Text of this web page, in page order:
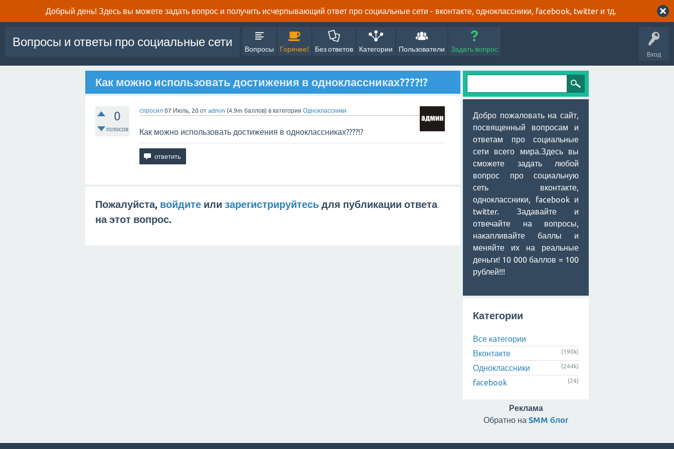
Добрый день! Здесь вы можете задать вопрос и получить исчерпывающий ответ про социальные сети - вконтакте, одноклассники, facebook, twitter и тд.
Вход
Вопросы и ответы про социальные сети
Вопросы Горячее! Без ответов Категории Пользователи Задать вопрос
Как можно использовать достижения в одноклассниках????!?
0
голосов
спросил 07 Июль, 20 от admin (4.9m баллов) в категории Одноклассники
Как можно использовать достижения в одноклассниках????!?
Пожалуйста, войдите или зарегистрируйтесь для публикации ответа
на этот вопрос.
Добро пожаловать на сайт,
посвященный вопросам и
ответам про социальные
сети всего мира.Здесь вы
сможете задать любой
вопрос про социальную
сеть вконтакте,
одноклассники, facebook и
twitter. Задавайте и
отвечайте на вопросы,
накапливайте баллы и
меняйте их на реальные
деньги! 10 000 баллов = 100
рублей!!!
Категории
Все категории
Вконтакте
(190k)
Одноклассники (244k)
facebook (24)
Реклама
Обратно на SMM блог